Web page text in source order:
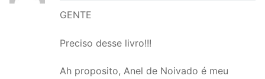
GENTE
Preciso desse livro!!!
Ah proposito, Anel de Noivado é meu